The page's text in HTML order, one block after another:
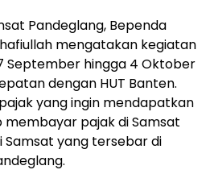
Pandeglang, Bependa
mengatakan kegiatan
September hingga 4 Oktober
dengan HUT Banten.
yang ingin mendapatkan
membayar pajak di Samsat
yang tersebar di